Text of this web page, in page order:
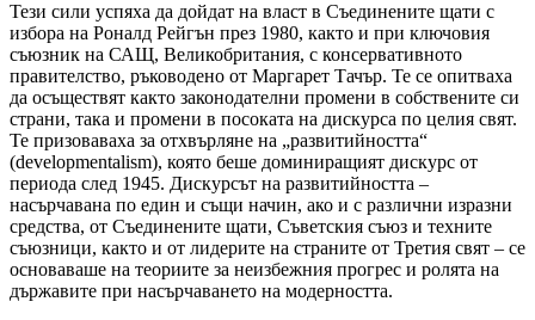
Тези сили успяха да дойдат на власт в Съединените щати с
избора на Роналд Рейгън през 1980, както и при ключовия
съюзник на САЩ, Великобритания, с консервативното
правителство, ръководено от Маргарет Тачър. Те се опитваха
да осъществят както законодателни промени в собствените си
страни, така и промени в посоката на дискурса по целия свят.
Те призоваваха за отхвърляне на „развитийността“
(developmentalism), която беше доминиращият дискурс от
периода след 1945. Дискурсът на развитийността –
насърчавана по един и същи начин, ако и с различни изразни
средства, от Съединените щати, Съветския съюз и техните
съюзници, както и от лидерите на страните от Третия свят – се
основаваше на теориите за неизбежния прогрес и ролята на
държавите при насърчаването на модерността.